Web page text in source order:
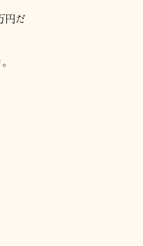
円だ